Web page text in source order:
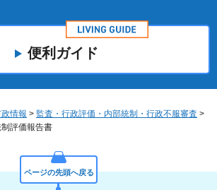
便利ガイド
情報 > 監査・行政評価・内部統制・行政不服審査 >
評価報告書
ページの先頭へ戻る